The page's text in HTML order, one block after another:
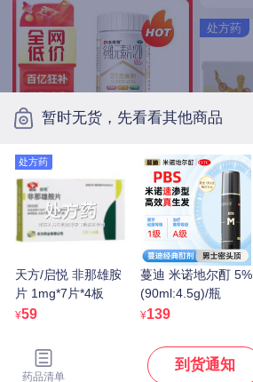
药品清单
到货通知
暂时无货，先看看其他商品
处方药
天方/启悦 非那雄胺
片 1mg*7片*4板
¥59
蔓迪 米诺地尔酊 5%
(90ml:4.5g)/瓶
¥139
21金维他 多维元素片
(21) 100片/瓶
¥ 49
处方药
迪根
¥ 12
查看更多